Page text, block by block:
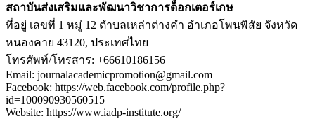
สถาบันส่งเสริมและพัฒนาวิชาการด็อกเตอร์เกษ
ที่อยู่ เลขที่ 1 หมู่ 12 ตำบลเหล่าต่างคำ อำเภอโพนพิสัย จังหวัด
หนองคาย 43120, ประเทศไทย
โทรศัพท์/โทรสาร: +66610186156
Email: journalacademicpromotion@gmail.com
Facebook: https://web.facebook.com/profile.php?
id=100090930560515
Website: https://www.iadp-institute.org/